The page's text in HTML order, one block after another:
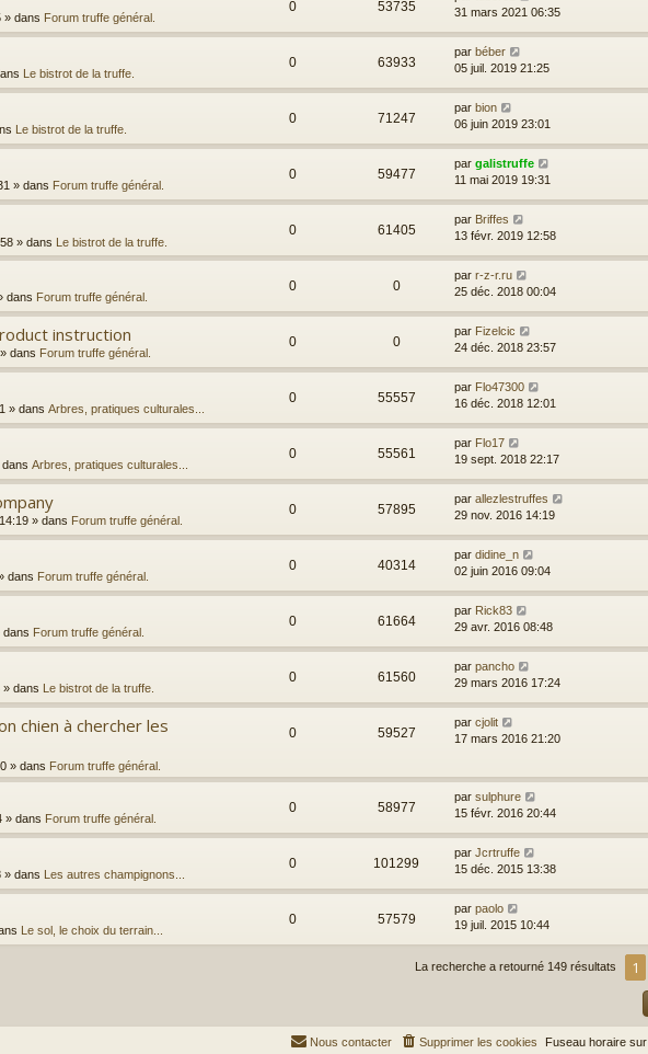
» dans Forum truffe général.
0 53735
31 mars 2021 06:35
Le bistrot de la truffe.
0 63933
par béber
05 juil. 2019 21:25
Le bistrot de la truffe.
0 71247
par bion
06 juin 2019 23:01
» dans Forum truffe général.
0 59477
par galistruffe
11 mai 2019 19:31
» dans Le bistrot de la truffe.
0 61405
par Briffes
13 févr. 2019 12:58
dans Forum truffe général.
0 0
par r-z-r.ru
25 déc. 2018 00:04
instruction
» dans Forum truffe général.
0 0
par Fizelcic
24 déc. 2018 23:57
» dans Arbres, pratiques culturales...
0 55557
par Flo47300
16 déc. 2018 12:01
dans Arbres, pratiques culturales...
0 55561
par Flo17
19 sept. 2018 22:17
» dans Forum truffe général.
0 57895
par allezlestruffes
29 nov. 2016 14:19
dans Forum truffe général.
0 40314
par didine_n
02 juin 2016 09:04
dans Forum truffe général.
0 61664
par Rick83
29 avr. 2016 08:48
» dans Le bistrot de la truffe.
0 61560
par pancho
29 mars 2016 17:24
chien à chercher les
» dans Forum truffe général.
0 59527
par cjolit
17 mars 2016 21:20
» dans Forum truffe général.
0 58977
par sulphure
15 févr. 2016 20:44
» dans Les autres champignons...
0 101299
par Jcrtruffe
15 déc. 2015 13:38
Le sol, le choix du terrain...
0 57579
par paolo
19 juil. 2015 10:44
La recherche a retourné 149 résultats 1
Fuseau horaire sur
Supprimer les cookies
Nous contacter